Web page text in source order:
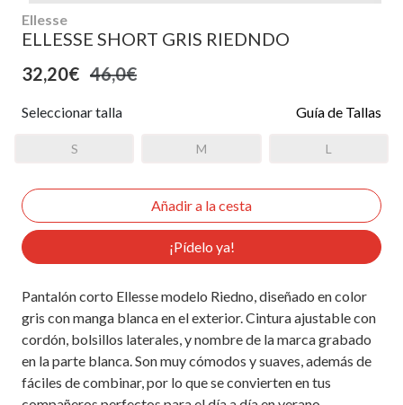
Ellesse
ELLESSE SHORT GRIS RIEDNDO
32,20€ 46,0€
Seleccionar talla Guía de Tallas
S M L
¡Pídelo ya!
Pantalón corto Ellesse modelo Riedno, diseñado en color
gris con manga blanca en el exterior. Cintura ajustable con
cordón, bolsillos laterales, y nombre de la marca grabado
en la parte blanca. Son muy cómodos y suaves, además de
fáciles de combinar, por lo que se convierten en tus